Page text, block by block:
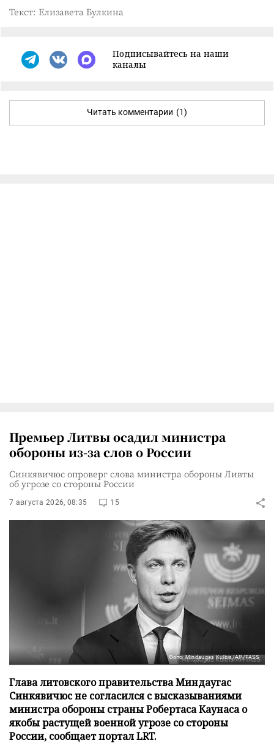
Текст: Елизавета Булкина
Подписывайтесь на наши
каналы
Читать комментарии (1)
Премьер Литвы осадил министра
обороны из-за слов о России
Синкявичюс опроверг слова министра обороны Ливты
об угрозе со стороны России
7 августа 2026, 08:35 15
Фото: Mindaugas Kulbis/AP/TASS
Глава литовского правительства Миндаугас
Синкявичюс не согласился с высказываниями
министра обороны страны Робертаса Каунаса о
якобы растущей военной угрозе со стороны
России, сообщает портал LRT.